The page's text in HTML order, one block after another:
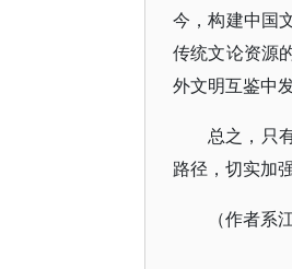
今，构建中国
传统文论资源
外文明互鉴中
总之，只
路径，切实加
（作者系